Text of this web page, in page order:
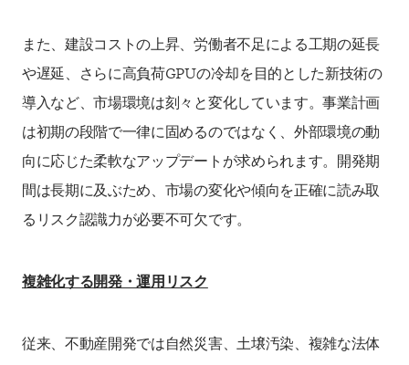
また、建設コストの上昇、労働者不足による工期の延長
や遅延、さらに高負荷GPUの冷却を目的とした新技術の
導入など、市場環境は刻々と変化しています。事業計画
は初期の段階で一律に固めるのではなく、外部環境の動
向に応じた柔軟なアップデートが求められます。開発期
間は長期に及ぶため、市場の変化や傾向を正確に読み取
るリスク認識力が必要不可欠です。
複雑化する開発・運用リスク
従来、不動産開発では自然災害、土壌汚染、複雑な法体